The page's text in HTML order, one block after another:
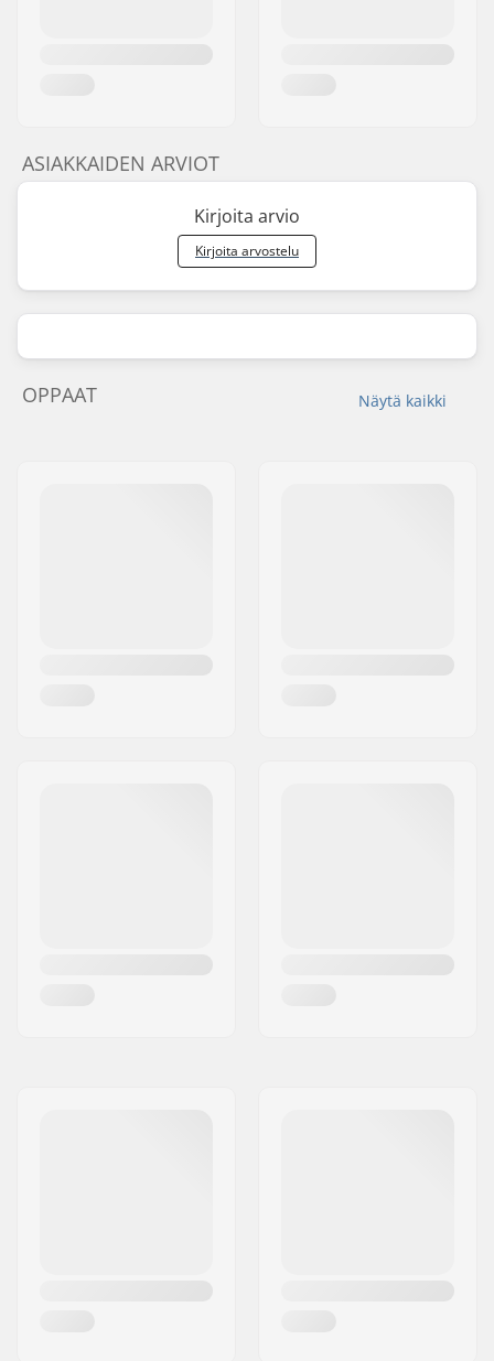
ASIAKKAIDEN ARVIOT
Kirjoita arvio
Kirjoita arvostelu
Näytä kaikki
OPPAAT